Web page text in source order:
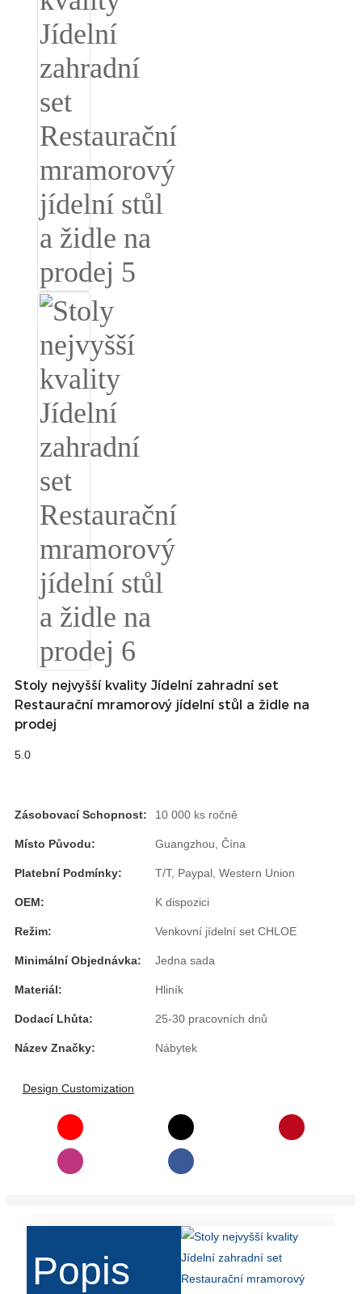
ئۇيغۇرچە
Stoly nejvyšší kvality Jídelní zahradní set
Restaurační mramorový jídelní stůl a židle na
prodej
5.0
Zásobovací Schopnost: 10 000 ks ročně
Místo Původu: Guangzhou, Čína
Platební Podmínky: T/T, Paypal, Western Union
OEM: K dispozici
Režim: Venkovní jídelní set CHLOE
Minimální Objednávka: Jedna sada
Materiál: Hliník
Dodací Lhůta: 25-30 pracovních dnů
Název Značky: Nábytek
Design Customization
Popis